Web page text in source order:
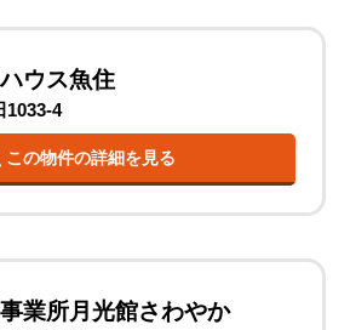
ウス魚住
1033-4
この物件の詳細を見る
業所月光館さわやか